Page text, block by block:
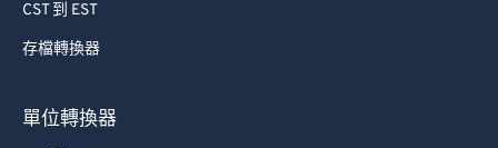
CST 到 EST
存檔轉換器
單位轉換器